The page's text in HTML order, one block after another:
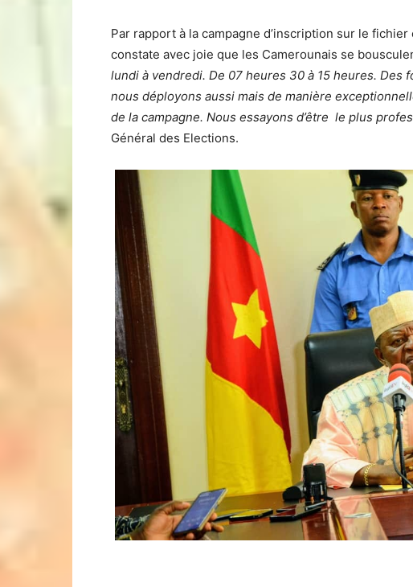
Par rapport à la campagne d’inscription sur le fichier
constate avec joie que les Camerounais se
lundi à vendredi. De 07 heures 30 à 15 heures. Des
nous déployons aussi mais de manière
de la campagne. Nous essayons d’être le plus
Général des Elections.